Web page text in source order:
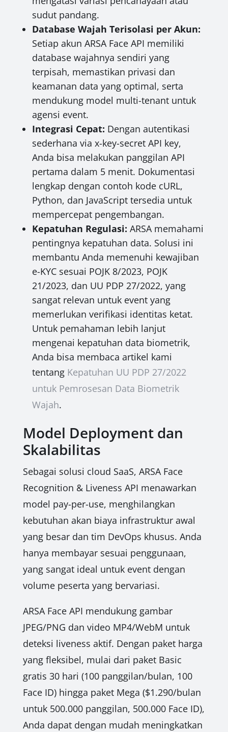
sudut pandang.
Database Wajah Terisolasi per Akun:
Setiap akun ARSA Face API memiliki
database wajahnya sendiri yang
terpisah, memastikan privasi dan
keamanan data yang optimal, serta
mendukung model multi-tenant untuk
agensi event.
Integrasi Cepat: Dengan autentikasi
sederhana via x-key-secret API key,
Anda bisa melakukan panggilan API
pertama dalam 5 menit. Dokumentasi
lengkap dengan contoh kode cURL,
Python, dan JavaScript tersedia untuk
mempercepat pengembangan.
Kepatuhan Regulasi: ARSA memahami
pentingnya kepatuhan data. Solusi ini
membantu Anda memenuhi kewajiban
e-KYC sesuai POJK 8/2023, POJK
21/2023, dan UU PDP 27/2022, yang
sangat relevan untuk event yang
memerlukan verifikasi identitas ketat.
Untuk pemahaman lebih lanjut
mengenai kepatuhan data biometrik,
Anda bisa membaca artikel kami
tentang Kepatuhan UU PDP 27/2022
untuk Pemrosesan Data Biometrik
Wajah.
Model Deployment dan
Skalabilitas
Sebagai solusi cloud SaaS, ARSA Face
Recognition & Liveness API menawarkan
model pay-per-use, menghilangkan
kebutuhan akan biaya infrastruktur awal
yang besar dan tim DevOps khusus. Anda
hanya membayar sesuai penggunaan,
yang sangat ideal untuk event dengan
volume peserta yang bervariasi.
ARSA Face API mendukung gambar
JPEG/PNG dan video MP4/WebM untuk
deteksi liveness aktif. Dengan paket harga
yang fleksibel, mulai dari paket Basic
gratis 30 hari (100 panggilan/bulan, 100
Face ID) hingga paket Mega ($1.290/bulan
untuk 500.000 panggilan, 500.000 Face ID),
Anda dapat dengan mudah meningkatkan